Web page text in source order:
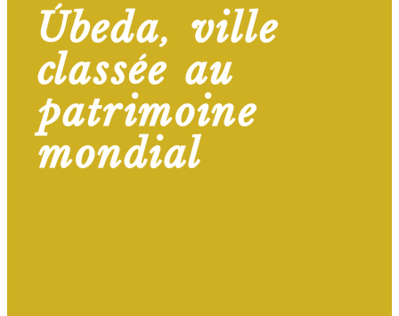
Úbeda, ville
classée au
patrimoine
mondial